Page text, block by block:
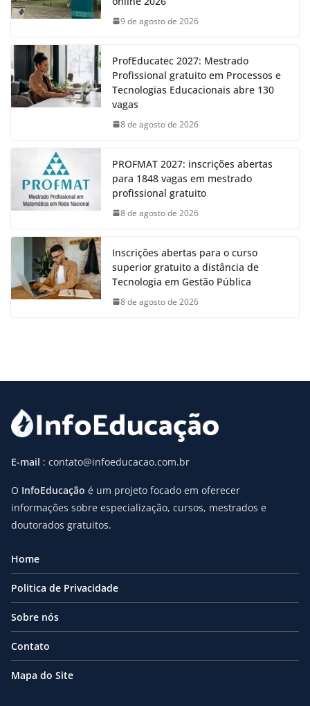
9 de agosto de 2026
ProfEducatec 2027: Mestrado
Profissional gratuito em Processos e
Tecnologias Educacionais abre 130
vagas
8 de agosto de 2026
PROFMAT 2027: inscrições abertas
para 1848 vagas em mestrado
profissional gratuito
8 de agosto de 2026
Inscrições abertas para o curso
superior gratuito a distância de
Tecnologia em Gestão Pública
8 de agosto de 2026
E-mail : contato@infoeducacao.com.br
O InfoEducação é um projeto focado em oferecer
informações sobre especialização, cursos, mestrados e
doutorados gratuitos.
Home
Politica de Privacidade
Sobre nós
Contato
Mapa do Site